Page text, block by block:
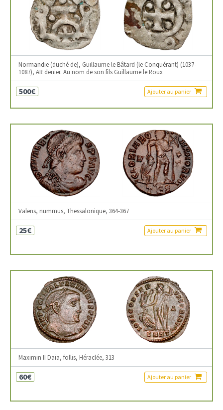
Normandie (duché de), Guillaume le Bâtard (le Conquérant) (1037-
1087), AR denier. Au nom de son fils Guillaume le Roux
500€ Ajouter au panier
Valens, nummus, Thessalonique, 364-367
25€ Ajouter au panier
Maximin II Daia, follis, Héraclée, 313
60€ Ajouter au panier